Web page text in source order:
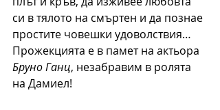
си в тялото на смъртен и да познае
простите човешки удоволствия…
Прожекцията е в памет на актьора
Бруно Ганц, незабравим в ролята
на Дамиел!